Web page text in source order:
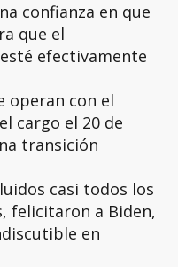
confianza en que
que el
efectivamente
operan con el
cargo el 20 de
transición
casi todos los
felicitaron a Biden,
en